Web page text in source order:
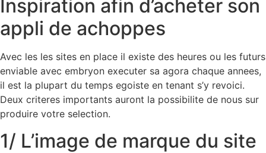
Inspiration afin d’acheter son
appli de achoppes
Avec les les sites en place il existe des heures ou les futurs
enviable avec embryon executer sa agora chaque annees,
il est la plupart du temps egoiste en tenant s’y revoici.
Deux criteres importants auront la possibilite de nous sur
produire votre selection.
1/ L’image de marque du site